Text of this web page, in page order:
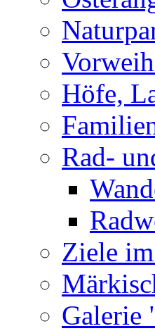
Höfe,
Rad-
Ziele
Galerie